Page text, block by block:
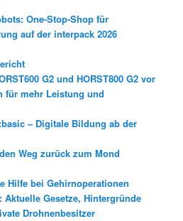
One-Stop-Shop für
auf der interpack 2026
G2 und HORST800 G2 vor
für mehr Leistung und
– Digitale Bildung ab der
Weg zurück zum Mond
Hilfe bei Gehirnoperationen
Aktuelle Gesetze, Hintergründe
Drohnenbesitzer